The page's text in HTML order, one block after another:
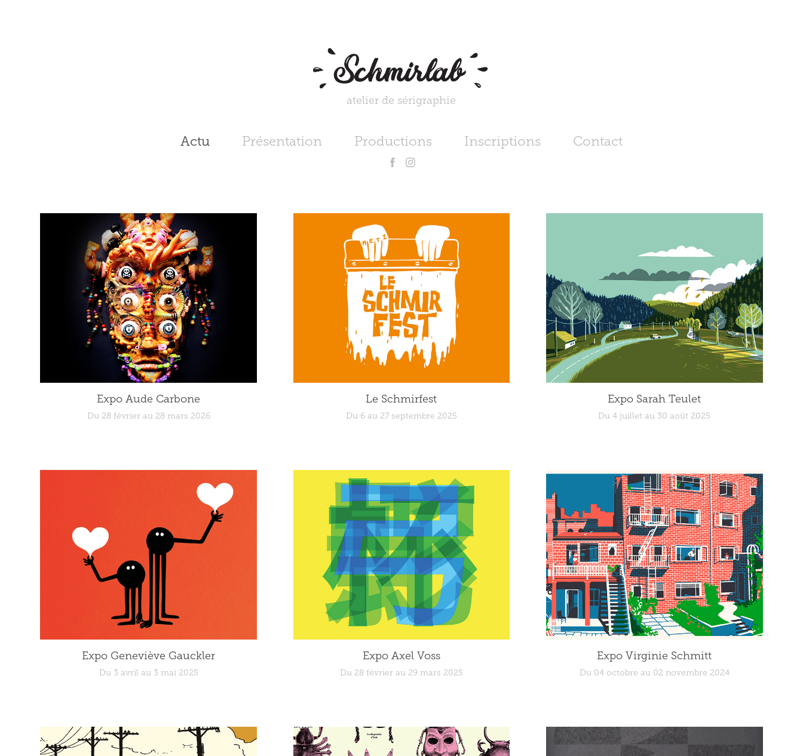
atelier de sérigraphie
Actu Présentation Productions Inscriptions Contact
Expo Aude Carbone
Du 28 février au 28 mars 2026
Le Schmirfest
Du 6 au 27 septembre 2025
Expo Sarah Teulet
Du 4 juillet au 30 août 2025
Expo Geneviève Gauckler
Du 3 avril au 3 mai 2025
Expo Axel Voss
Du 28 février au 29 mars 2025
Expo Virginie Schmitt
Du 04 octobre au 02 novembre 2024